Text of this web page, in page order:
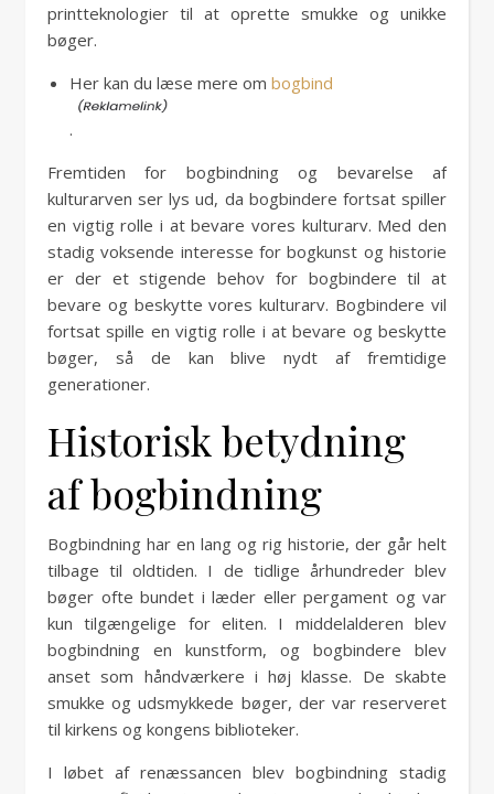
printteknologier til at oprette smukke og unikke
bøger.
Her kan du læse mere om bogbind
.
Fremtiden for bogbindning og bevarelse af
kulturarven ser lys ud, da bogbindere fortsat spiller
en vigtig rolle i at bevare vores kulturarv. Med den
stadig voksende interesse for bogkunst og historie
er der et stigende behov for bogbindere til at
bevare og beskytte vores kulturarv. Bogbindere vil
fortsat spille en vigtig rolle i at bevare og beskytte
bøger, så de kan blive nydt af fremtidige
generationer.
Historisk betydning
af bogbindning
Bogbindning har en lang og rig historie, der går helt
tilbage til oldtiden. I de tidlige århundreder blev
bøger ofte bundet i læder eller pergament og var
kun tilgængelige for eliten. I middelalderen blev
bogbindning en kunstform, og bogbindere blev
anset som håndværkere i høj klasse. De skabte
smukke og udsmykkede bøger, der var reserveret
til kirkens og kongens biblioteker.
I løbet af renæssancen blev bogbindning stadig